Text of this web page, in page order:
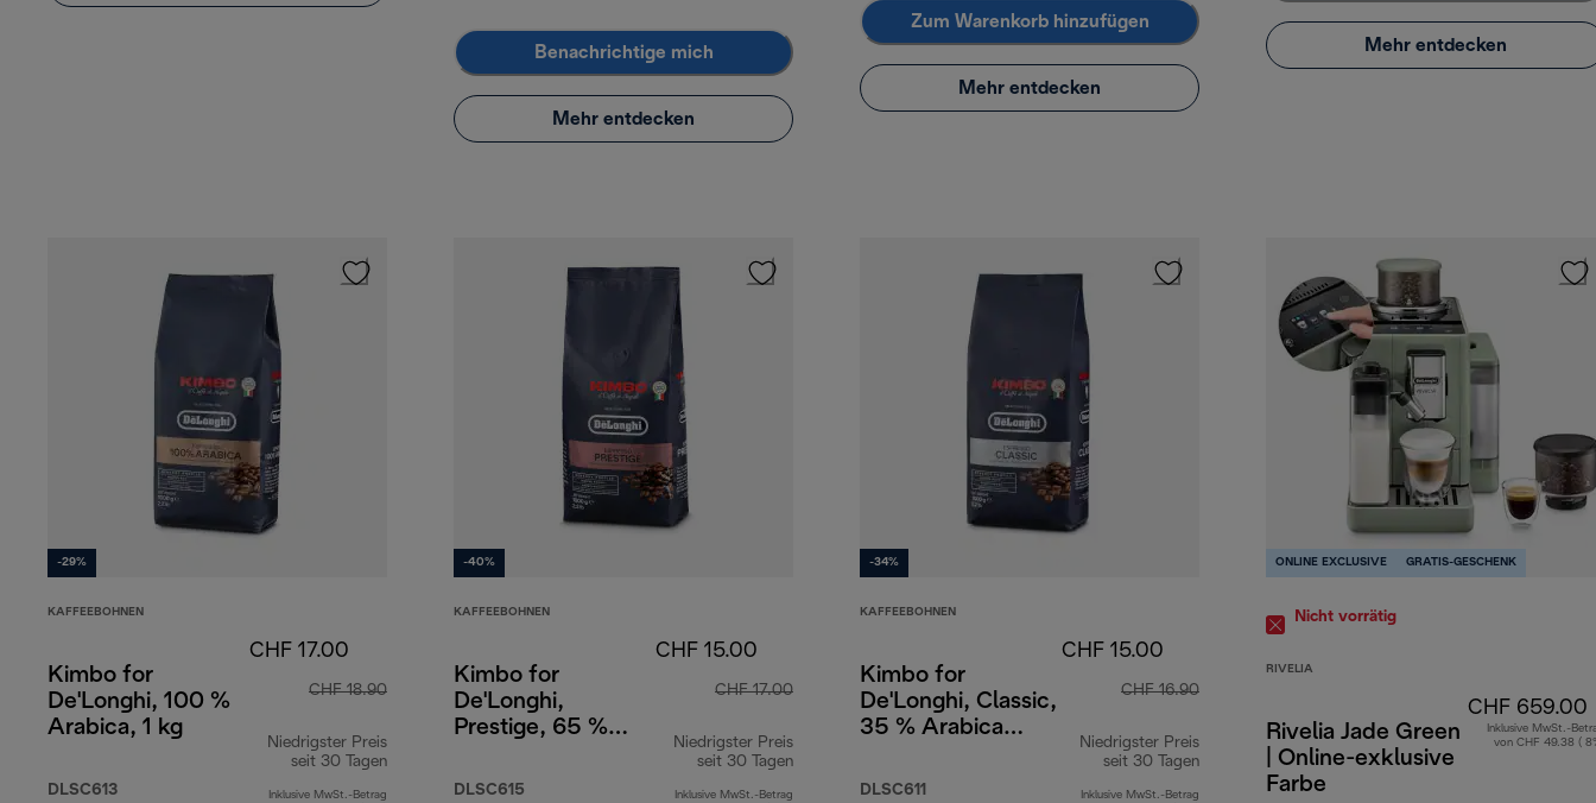
Benachrichtige mich
Mehr entdecken
Zum Warenkorb hinzufügen
Mehr entdecken
Mehr entdecken
-29%
KAFFEEBOHNEN
Kimbo for
De'Longhi, 100 %
Arabica, 1 kg
DLSC613
CHF 17.00
CHF 18.90
Niedrigster Preis
seit 30 Tagen
Inklusive MwSt.-Betrag
-40%
KAFFEEBOHNEN
Kimbo for
De'Longhi,
Prestige, 65 %
Robusta, 1 kg
DLSC615
CHF 15.00
CHF 17.00
Niedrigster Preis
seit 30 Tagen
Inklusive MwSt.-Betrag
-34%
KAFFEEBOHNEN
Kimbo for
De'Longhi, Classic,
35 % Arabica
DLSC611
CHF 15.00
CHF 16.90
Niedrigster Preis
seit 30 Tagen
Inklusive MwSt.-Betrag
ONLINE EXCLUSIVE GRATIS-GESCHENK
Nicht vorrätig
RIVELIA
Rivelia Jade Green
| Online-exklusive
Farbe
CHF 659.00
Inklusive MwSt.-
von CHF 49.38 (